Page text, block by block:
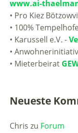
www.ai-
• Pro Kiez
• 100%
• Karussell e.V. -
•
• Mieterbeirat
Neueste
Chris zu Forum